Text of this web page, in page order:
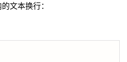
文本换行：